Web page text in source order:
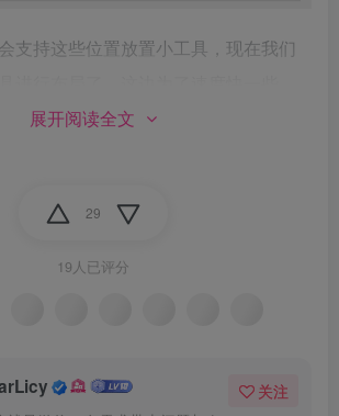
支持这些位置放置小工具，现在我们
网首页使用的小工具及小工具配置给
展开阅读全文
29
19人已评分
关注